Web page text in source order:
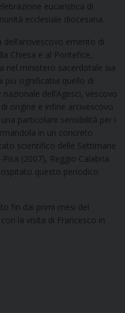
eucaristica di
ecclesiale diocesana.
emerito di
Chiesa e al Pontefice,
nel ministero sacerdotale sia
più significativi quello di
dell’Agesci, vescovo
origine e infine arcivescovo
particolare sensibilità per i
in un concreto
scientifico delle Settimane
(2007), Reggio Calabria
questo periodico
fin dai primi mesi del
la visita di Francesco in